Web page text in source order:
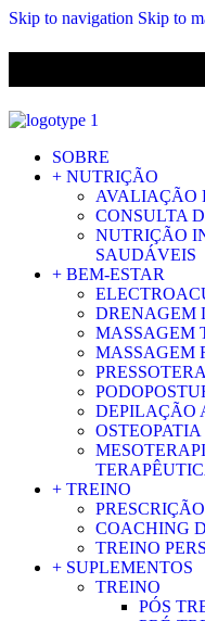
Skip to navigation Skip to
SOBRE
+ NUTRIÇÃO
AVALIAÇÃO
CONSULTA
NUTRIÇÃO
SAUDÁVEIS
+ BEM-ESTAR
DRENAGEM
MASSAGEM
MASSAGEM
DEPILAÇÃO
OSTEOPATIA
+ TREINO
COACHING
TREINO
+ SUPLEMENTOS
TREINO
PÓS